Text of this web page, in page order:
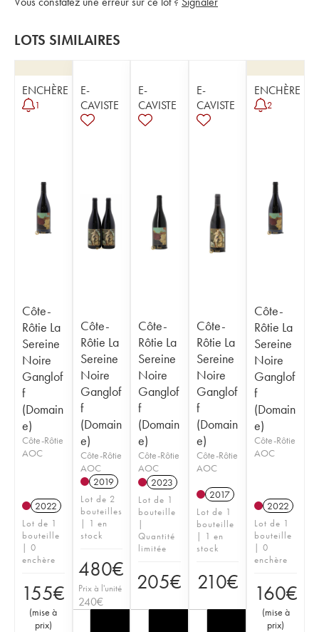
LOTS SIMILAIRES
ENCHÈRE
1
Côte-
Rôtie La
Sereine
Noire
Ganglof
f
(Domain
e)
Côte-Rôtie
AOC
2022
Lot de 1
bouteille
| 0
enchère
155€
(mise à
prix)
E-
CAVISTE
Côte-
Rôtie La
Sereine
Noire
Ganglof
f
(Domain
e)
Côte-Rôtie
AOC
2019
Lot de 2
bouteilles
| 1 en
stock
480€
Prix à l'unité
240€
E-
CAVISTE
Côte-
Rôtie La
Sereine
Noire
Ganglof
f
(Domain
e)
Côte-Rôtie
AOC
2023
Lot de 1
bouteille
|
Quantité
limitée
205€
E-
CAVISTE
Côte-
Rôtie La
Sereine
Noire
Ganglof
f
(Domain
e)
Côte-Rôtie
AOC
2017
Lot de 1
bouteille
| 1 en
stock
210€
ENCHÈRE
2
Côte-
Rôtie La
Sereine
Noire
Ganglof
f
(Domain
e)
Côte-Rôtie
AOC
2022
Lot de 1
bouteille
| 0
enchère
160€
(mise à
prix)